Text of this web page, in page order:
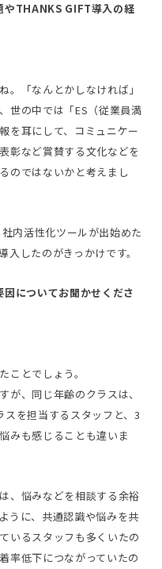
やTHANKS GIFT導入の経
。「なんとかしなければ」
世の中では「ES（従業員満
を耳にして、コミュニケー
彰など賞賛する文化などを
のではないかと考えまし
内活性化ツールが出始めた
したのがきっかけです。
についてお聞かせくださ
ことでしょう。
が、同じ年齢のクラスは、
を担当するスタッフと、3
みも感じることも違いま
、悩みなどを相談する余裕
うに、共通認識や悩みを共
いるスタッフも多くいたの
率低下につながっていたの